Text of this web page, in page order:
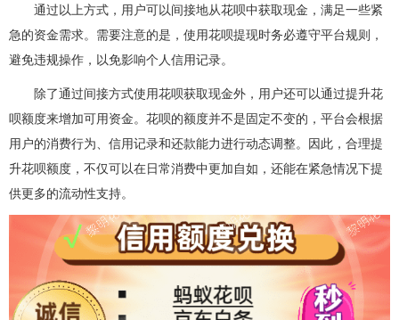
通过以上方式，用户可以间接地从花呗中获取现金，满足一些紧
急的资金需求。需要注意的是，使用花呗提现时务必遵守平台规则，
避免违规操作，以免影响个人信用记录。
除了通过间接方式使用花呗获取现金外，用户还可以通过提升花
呗额度来增加可用资金。花呗的额度并不是固定不变的，平台会根据
用户的消费行为、信用记录和还款能力进行动态调整。因此，合理提
升花呗额度，不仅可以在日常消费中更加自如，还能在紧急情况下提
供更多的流动性支持。